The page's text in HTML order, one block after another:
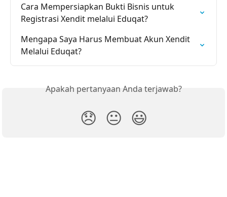
Cara Mempersiapkan Bukti Bisnis untuk
Registrasi Xendit melalui Eduqat?
Mengapa Saya Harus Membuat Akun Xendit
Melalui Eduqat?
Apakah pertanyaan Anda terjawab?
😞 😐 😃